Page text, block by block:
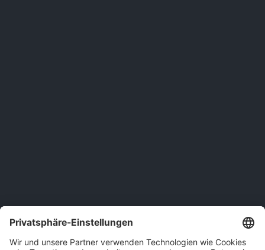
Wir freuen uns auf Sie!
Jetzt Beratungstermin anfragen